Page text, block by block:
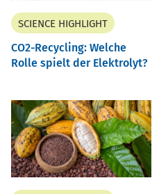
SCIENCE HIGHLIGHT
CO2-Recycling: Welche
Rolle spielt der Elektrolyt?